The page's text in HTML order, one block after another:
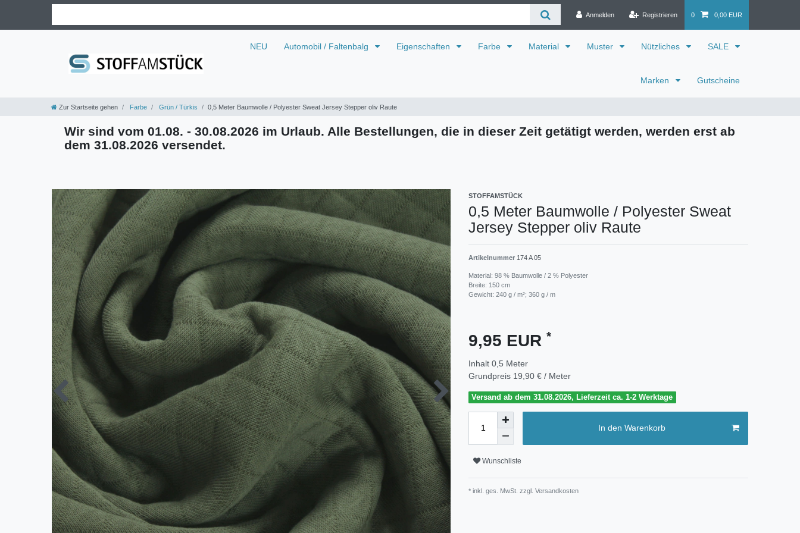
Anmelden Registrieren 0 0,00 EUR
NEU Automobil / Faltenbalg Eigenschaften Farbe Material Muster Nützliches SALE
Marken Gutscheine
Zur Startseite gehen Farbe Grün / Türkis 0,5 Meter Baumwolle / Polyester Sweat Jersey Stepper oliv Raute
Wir sind vom 01.08. - 30.08.2026 im Urlaub. Alle Bestellungen, die in dieser Zeit getätigt werden, werden erst ab
dem 31.08.2026 versendet.
STOFFAMSTÜCK
0,5 Meter Baumwolle / Polyester Sweat
Jersey Stepper oliv Raute
Artikelnummer 174 A 05
Material: 98 % Baumwolle / 2 % Polyester
Breite: 150 cm
Gewicht: 240 g / m²; 360 g / m
9,95 EUR *
Inhalt 0,5 Meter
Grundpreis 19,90 € / Meter
Versand ab dem 31.08.2026, Lieferzeit ca. 1-2 Werktage
In den Warenkorb
Wunschliste
* inkl. ges. MwSt. zzgl. Versandkosten